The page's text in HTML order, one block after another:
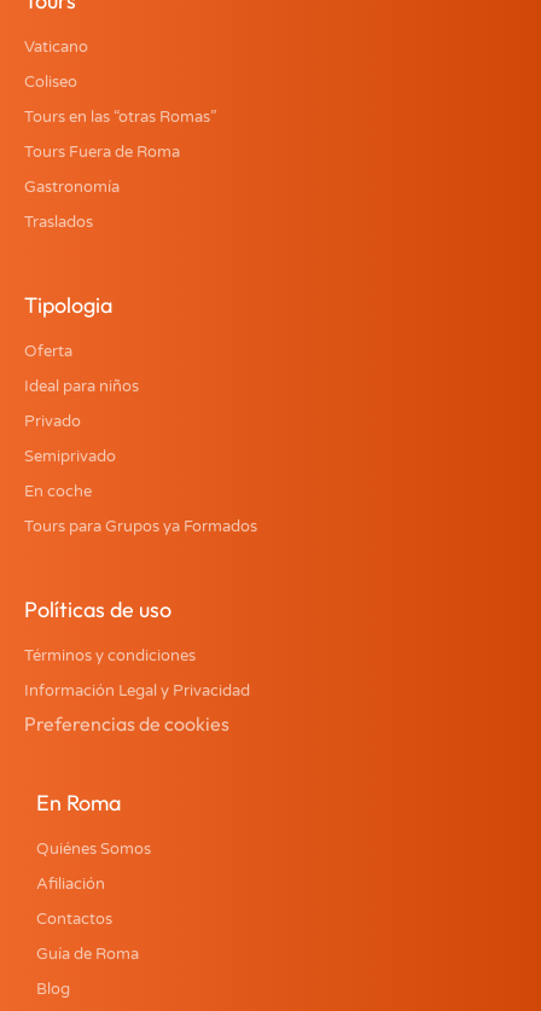
Vaticano
Coliseo
Tours en las “otras Romas”
Tours Fuera de Roma
Gastronomía
Traslados
Tipologia
Oferta
Ideal para niños
Privado
Semiprivado
En coche
Tours para Grupos ya Formados
Políticas de uso
Términos y condiciones
Información Legal y Privacidad
Preferencias de cookies
En Roma
Quiénes Somos
Afiliación
Contactos
Guía de Roma
Blog